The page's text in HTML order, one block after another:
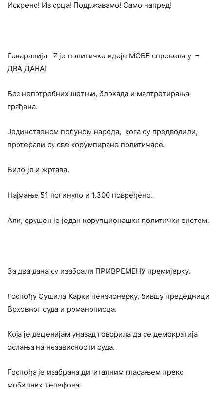
Искрено! Из срца! Подржавамо! Само напред!
Генарација Z је политичке идеје МОБЕ спровела у –
ДВА ДАНА!
Без непотребних шетњи, блокада и малтретирања
грађана.
Јединственом побуном народа, кога су предводили,
протерали су све корумпиране политичаре.
Било је и жртава.
Најмање 51 погинуло и 1.300 повређено.
Али, срушен је један корупционашки политички систем.
За два дана су изабрали ПРИВРЕМЕНУ премијерку.
Госпођу Сушила Карки пензионерку, бившу предедници
Врховног суда и романописца.
Која је деценијам уназад говорила да се демократија
ослања на независности суда.
Госпођа је изабрана дигиталним гласањем преко
мобилних телефона.